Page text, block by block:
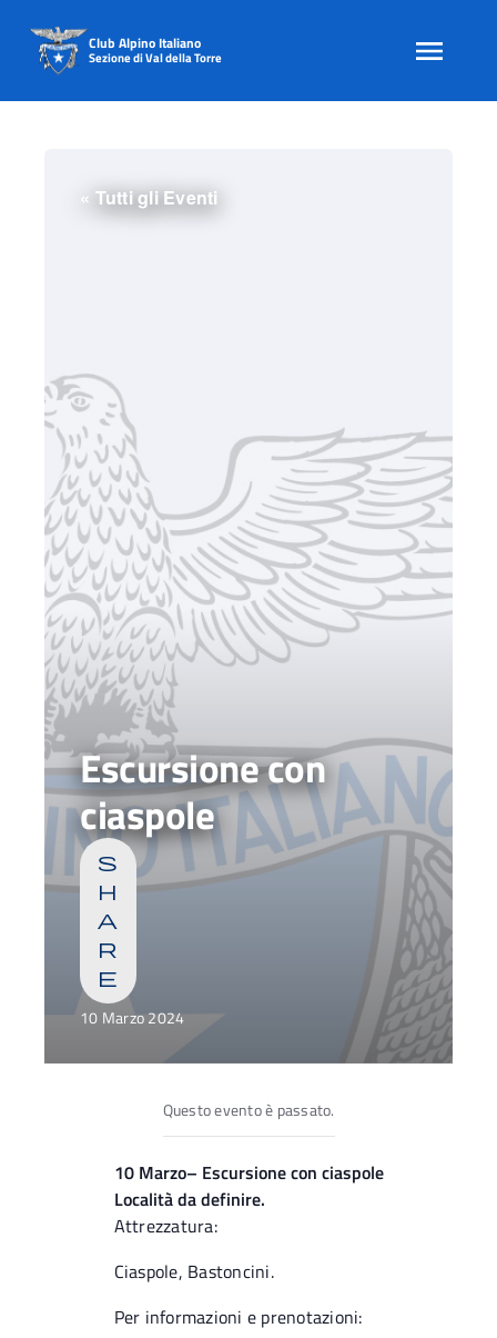
Club Alpino Italiano
Sezione di Val della Torre
« Tutti gli Eventi
Escursione con
ciaspole
s
h
a
r
e
10 Marzo 2024
Questo evento è passato.
10 Marzo– Escursione con ciaspole
Località da definire.
Attrezzatura:
Ciaspole, Bastoncini.
Per informazioni e prenotazioni: